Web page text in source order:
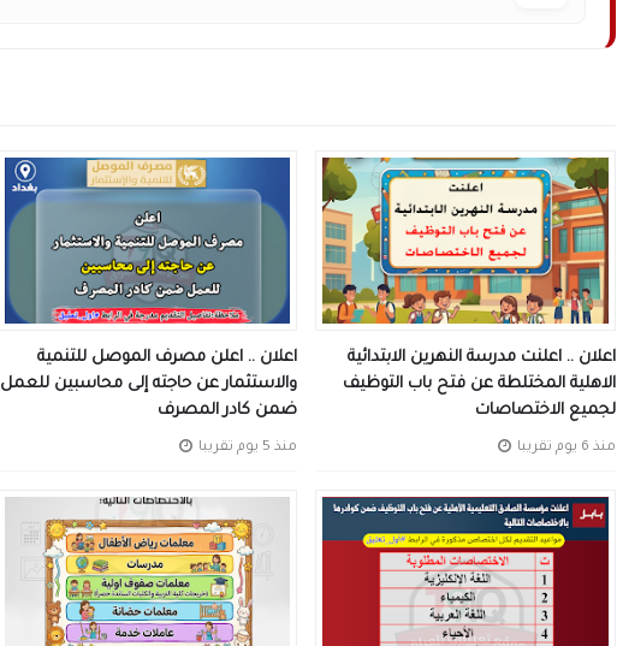
اعلان .. اعلن مصرف الموصل للتنمية
والاستثمار عن حاجته إلى محاسبين للعمل
ضمن كادر المصرف
منذ 5 يوم تقريبا
اعلان .. اعلنت مدرسة النهرين الابتدائية
الاهلية المختلطة عن فتح باب التوظيف
لجميع الاختصاصات
منذ 6 يوم تقريبا